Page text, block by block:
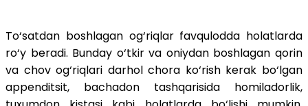
To‘satdan boshlagan og‘riqlar favqulodda holatlarda
ro‘y beradi. Bunday o‘tkir va oniydan boshlagan qorin
va chov og‘riqlari darhol chora ko‘rish kerak bo‘lgan
appenditsit, bachadon tashqarisida homiladorlik,